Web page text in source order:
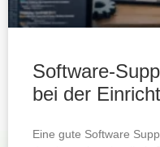
Software-
bei der
Eine gute Software